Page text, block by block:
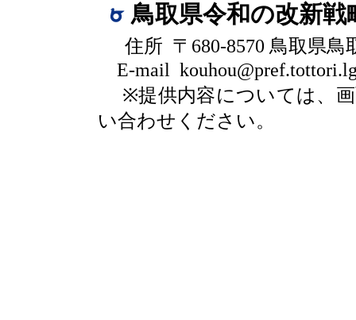
鳥取県令和の改新
住所 〒680-8570 鳥取県鳥
E-mail
※提供内容については、
い合わせください。